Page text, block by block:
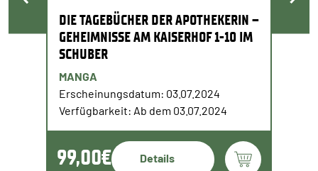
DIE TAGEBÜCHER DER APOTHEKERIN –
GEHEIMNISSE AM KAISERHOF 1-10 IM
SCHUBER
MANGA
Erscheinungsdatum: 03.07.2024
Verfügbarkeit: Ab dem 03.07.2024
99,00€ Details